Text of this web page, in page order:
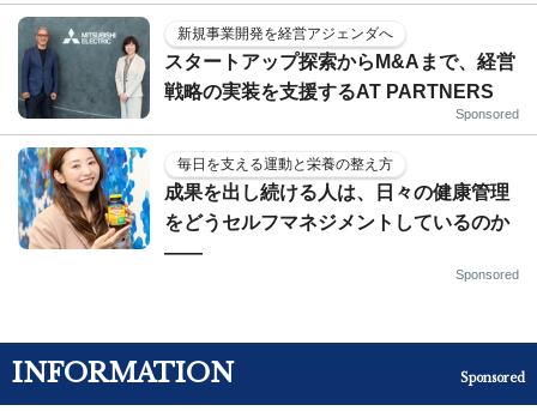
新規事業開発を経営アジェンダへ
スタートアップ探索からM&Aまで、経営
戦略の実装を支援するAT PARTNERS
Sponsored
毎日を支える運動と栄養の整え方
成果を出し続ける人は、日々の健康管理
をどうセルフマネジメントしているのか
——
Sponsored
INFORMATION Sponsored